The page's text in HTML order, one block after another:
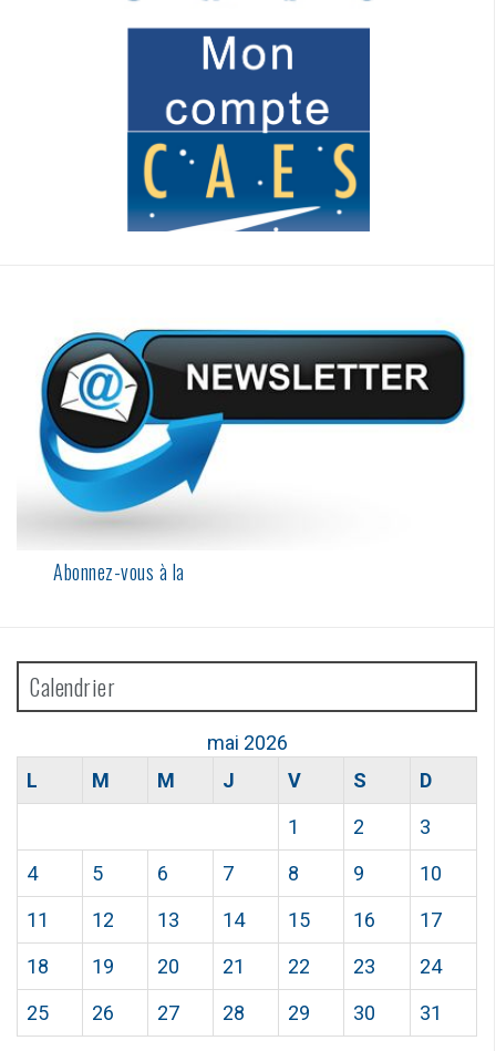
Abonnez-vous à la
Calendrier
mai 2026
L
M M J V S
D
1
2
3
4
5 6 7 8 9
10
11
12 13 14 15 16
17
18
19 20 21 22 23
24
25
26 27 28 29 30 31